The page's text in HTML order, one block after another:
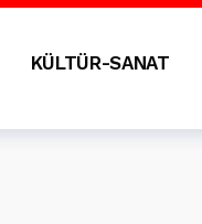
KÜLTÜR-SANAT